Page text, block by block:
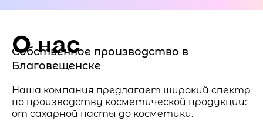
О нас
Собственное производство в
Благовещенске
Наша компания предлагает широкий спектр
по производству косметической продукции:
от сахарной пасты до косметики.